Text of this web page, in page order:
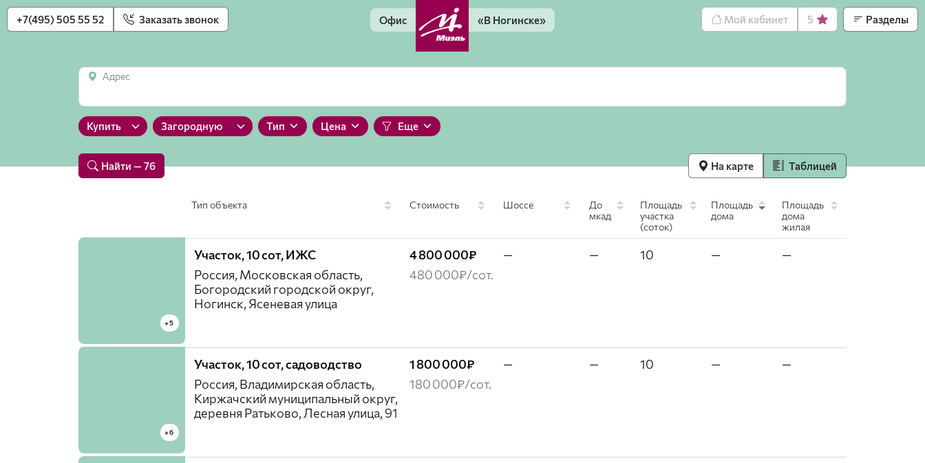
+7(495) 505 55 52 Заказать звонок Мой кабинет 5 Разделы
Офис «В Ногинске»
Адрес
Купить Загородную Тип Цена Еще
Найти — 76 На карте Таблицей
Тип объекта Стоимость Шоссе
До
мкад
Площадь
участка
(соток)
Площадь
дома
Площадь
дома
жилая
+5
Участок, 10 сот, ИЖС
Россия, Московская область,
Богородский городской округ,
Ногинск, Ясеневая улица
4 800 000₽
480 000₽/сот.
— — 10 — —
+6
Участок, 10 сот, садоводство
Россия, Владимирская область,
Киржачский муниципальный округ,
деревня Ратьково, Лесная улица, 91
1 800 000₽
180 000₽/сот.
— — 10 — —